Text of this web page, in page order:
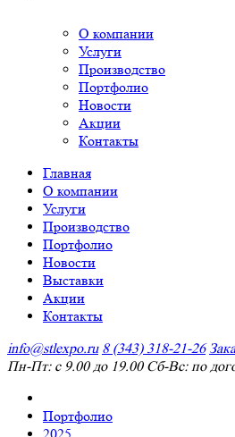
О компании
Услуги
Производство
Портфолио
Новости
Акции
Контакты
Главная
О компании
Услуги
Производство
Портфолио
Новости
Выставки
Акции
Контакты
info@stlexpo.ru 8 (343) 318-21-26
Пн-Пт: с 9.00 до 19.00 Сб-Вс: по
Портфолио